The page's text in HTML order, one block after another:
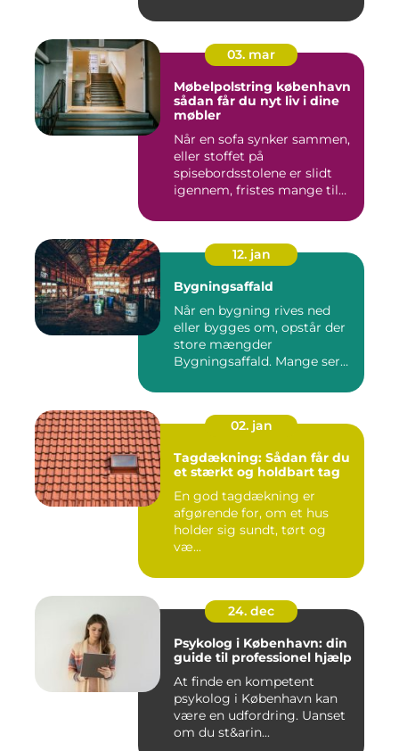
03. mar
Møbelpolstring københavn
sådan får du nyt liv i dine
møbler
Når en sofa synker sammen,
eller stoffet på
spisebordsstolene er slidt
igennem, fristes mange til
12. jan
Bygningsaffald
Når en bygning rives ned
eller bygges om, opstår der
store mængder
Bygningsaffald. Mange ser
02. jan
Tagdækning: Sådan får du
et stærkt og holdbart tag
En god tagdækning er
afgørende for, om et hus
holder sig sundt, tørt og
væ...
24. dec
Psykolog i København: din
guide til professionel hjælp
At finde en kompetent
psykolog i København kan
være en udfordring. Uanset
om du st&arin...